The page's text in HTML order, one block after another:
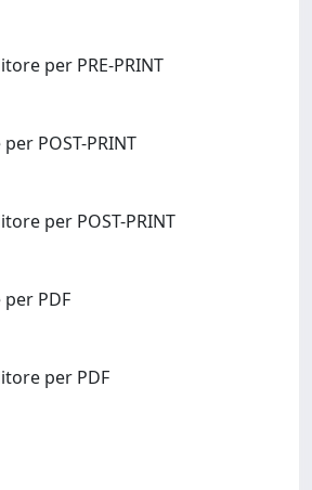
per PRE-PRINT
POST-PRINT
per POST-PRINT
PDF
per PDF